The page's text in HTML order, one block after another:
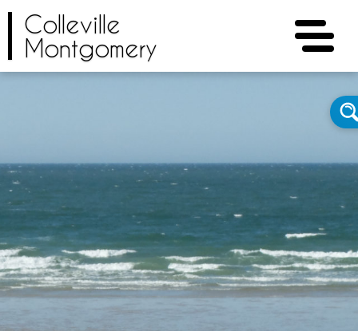
Colleville
Montgomery